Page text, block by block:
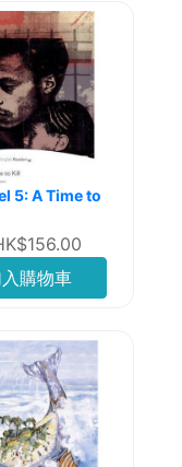
5: A Time to
購物車